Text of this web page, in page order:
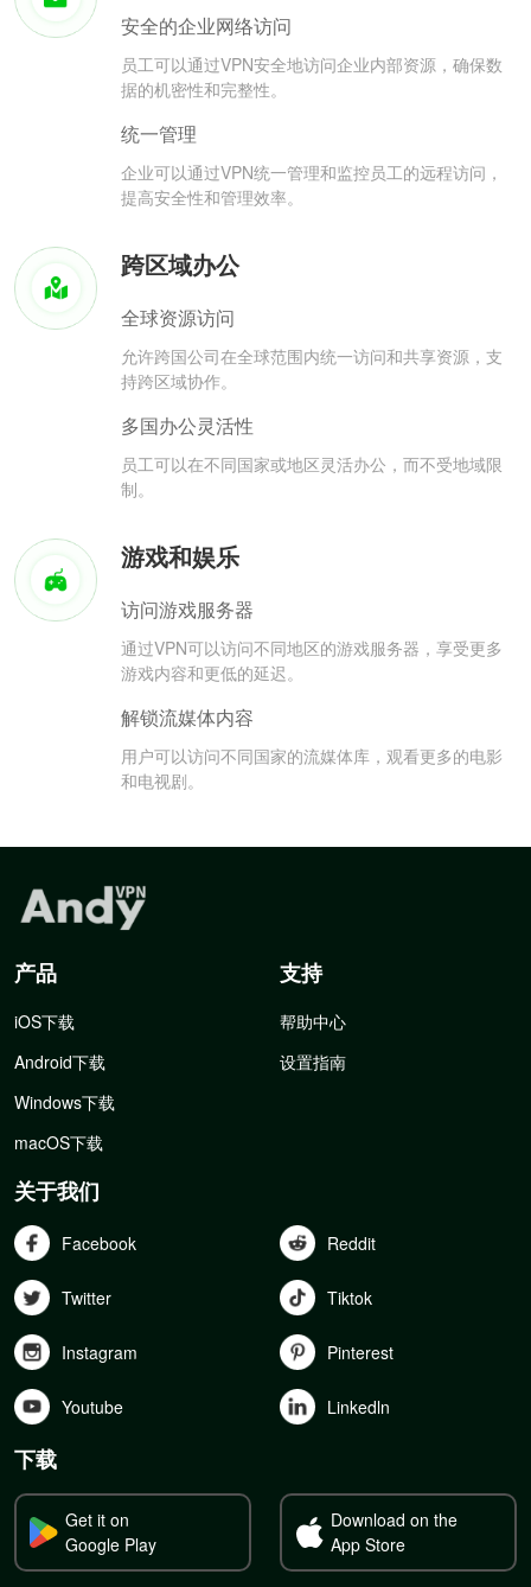
安全的企业网络访问
员工可以通过VPN安全地访问企业内部资源，确保数
据的机密性和完整性。
统一管理
企业可以通过VPN统一管理和监控员工的远程访问，
提高安全性和管理效率。
跨区域办公
全球资源访问
允许跨国公司在全球范围内统一访问和共享资源，支
持跨区域协作。
多国办公灵活性
员工可以在不同国家或地区灵活办公，而不受地域限
制。
游戏和娱乐
访问游戏服务器
通过VPN可以访问不同地区的游戏服务器，享受更多
游戏内容和更低的延迟。
解锁流媒体内容
用户可以访问不同国家的流媒体库，观看更多的电影
和电视剧。
产品
iOS下载
Android下载
Windows下载
macOS下载
支持
帮助中心
设置指南
关于我们
Facebook Reddit
Twitter Tiktok
Instagram Pinterest
Youtube Linkedln
下载
Get it on
Google Play
Download on the
App Store